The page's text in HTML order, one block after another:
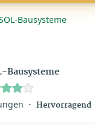
Bausysteme
Bausysteme
Hervorragend